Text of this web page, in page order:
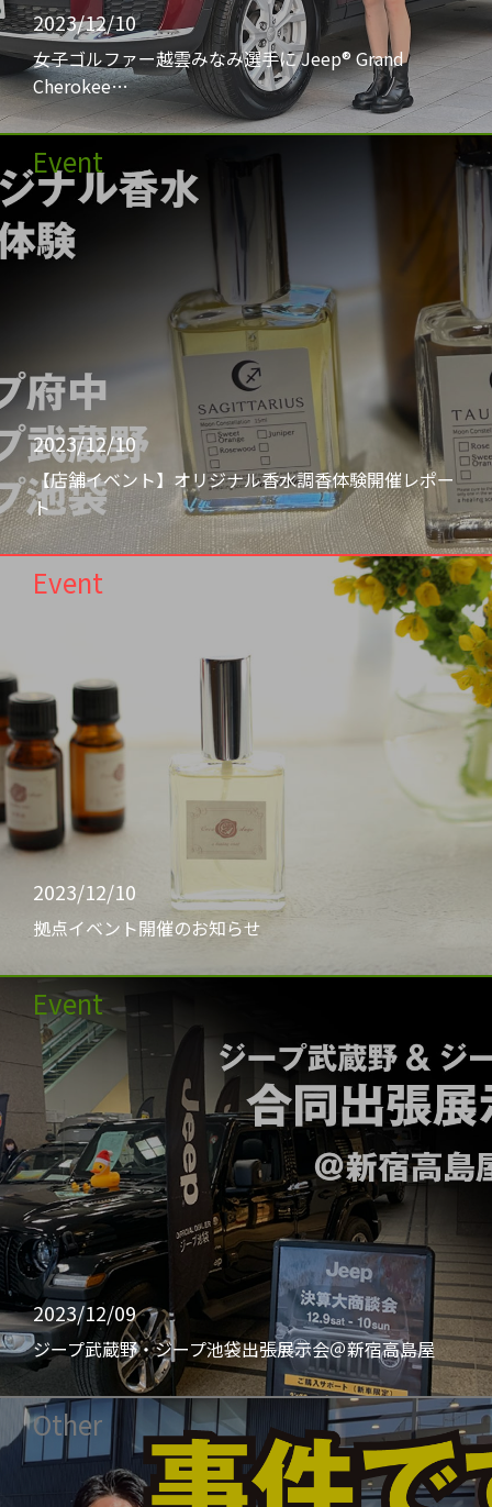
2023/12/10
女子ゴルファー越雲みなみ選手に Jeep® Grand
Cherokee…
Event
2023/12/10
【店舗イベント】オリジナル香水調香体験開催レポー
ト
Event
2023/12/10
拠点イベント開催のお知らせ
Event
2023/12/09
ジープ武蔵野・ジープ池袋出張展示会＠新宿高島屋
Other